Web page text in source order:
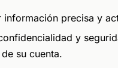
información precisa y
y
su cuenta.